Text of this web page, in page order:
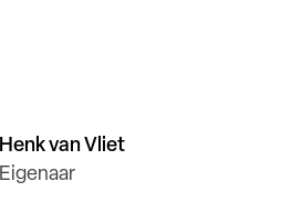
Henk van Vliet
Eigenaar